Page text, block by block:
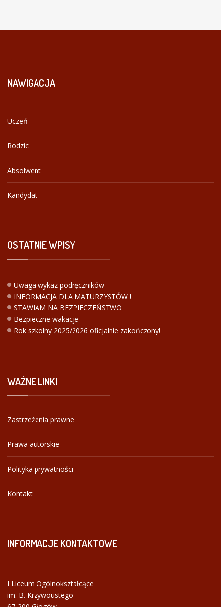
NAWIGACJA
Uczeń
Rodzic
Absolwent
Kandydat
OSTATNIEWPISY
Uwaga wykaz podręczników
INFORMACJA DLA MATURZYSTÓW !
STAWIAM NA BEZPIECZEŃSTWO
Bezpieczne wakacje
Rok szkolny 2025/2026 oficjalnie zakończony!
WAŻNELINKI
Zastrzeżenia prawne
Prawa autorskie
Polityka prywatności
Kontakt
INFORMACJEKONTAKTOWE
I Liceum Ogólnokształcące
im. B. Krzywoustego